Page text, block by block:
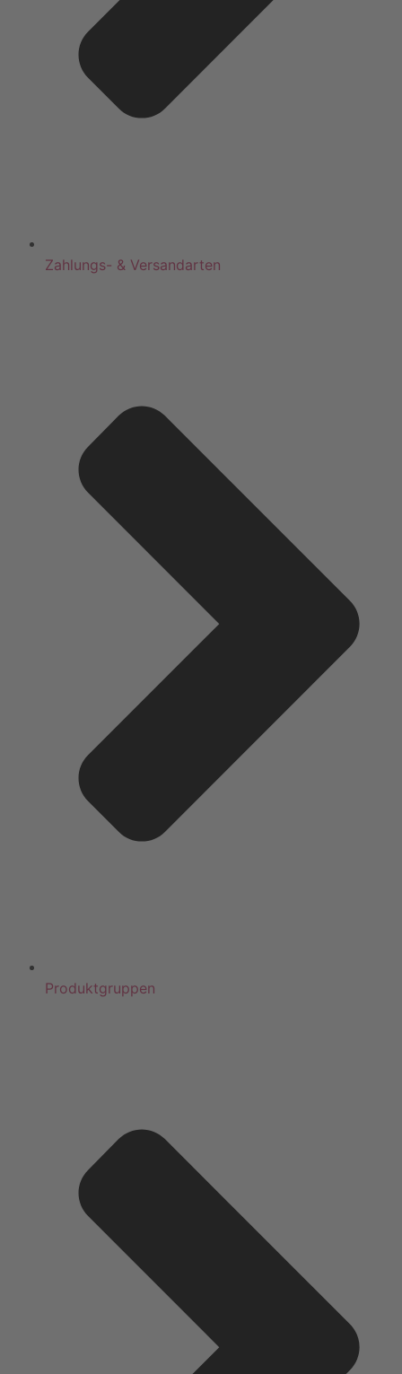
Zahlungs- & Versandarten
Produktgruppen